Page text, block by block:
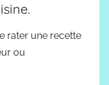
rater une recette
ou